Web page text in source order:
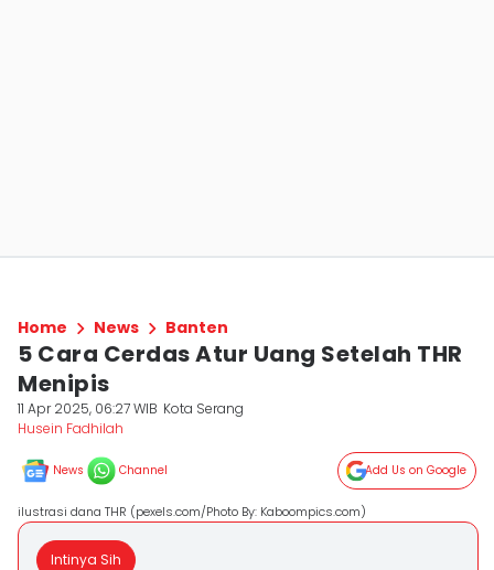
Home News Banten
5 Cara Cerdas Atur Uang Setelah THR
Menipis
11 Apr 2025, 06:27 WIB Kota Serang
Husein Fadhilah
News Channel Add Us on Google
ilustrasi dana THR (pexels.com/Photo By: Kaboompics.com)
Intinya Sih